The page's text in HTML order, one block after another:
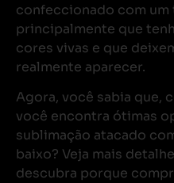
confeccionado com um
principalmente que
cores vivas e que
realmente aparecer.
Agora, você sabia que,
você encontra ótimas
sublimação atacado
baixo? Veja mais
descubra porque